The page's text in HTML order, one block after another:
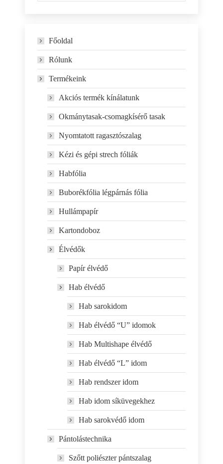
Főoldal
Rólunk
Termékeink
Akciós termék kínálatunk
Okmánytasak-csomagkísérő tasak
Nyomtatott ragasztószalag
Kézi és gépi strech fóliák
Habfólia
Buborékfólia légpárnás fólia
Hullámpapír
Kartondoboz
Élvédők
Papír élvédő
Hab élvédő
Hab sarokidom
Hab élvédő “U” idomok
Hab Multishape élvédő
Hab élvédő “L” idom
Hab rendszer idom
Hab idom síküvegekhez
Hab sarokvédő idom
Pántolástechnika
Szőtt poliészter pántszalag